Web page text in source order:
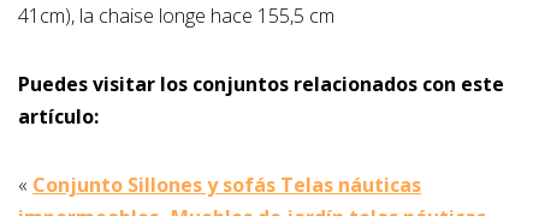
41cm), la chaise longe hace 155,5 cm
Puedes visitar los conjuntos relacionados con este
artículo:
« Conjunto Sillones y sofás Telas náuticas